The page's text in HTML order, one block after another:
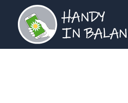
springen
Navigation